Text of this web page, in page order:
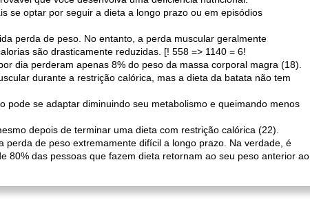
se optar por seguir a dieta a longo prazo ou em episódios
perda de peso. No entanto, a perda muscular geralmente
são drasticamente reduzidas. [! 558 => 1140 = 6!
dia perderam apenas 8% do peso da massa corporal magra (18).
durante a restrição calórica, mas a dieta da batata não tem
se adaptar diminuindo seu metabolismo e queimando menos
depois de terminar uma dieta com restrição calórica (22).
de peso extremamente difícil a longo prazo. Na verdade, é
80% das pessoas que fazem dieta retornam ao seu peso anterior ao